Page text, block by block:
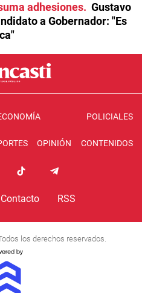
adhesiones
Gustavo
a Gobernador: "Es
POLICIALES
OPINIÓN CONTENIDOS
Contacto RSS
los derechos reservados.